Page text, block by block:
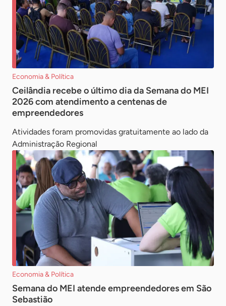
Economia & Política
Ceilândia recebe o último dia da Semana do MEI
2026 com atendimento a centenas de
empreendedores
Atividades foram promovidas gratuitamente ao lado da
Administração Regional
Economia & Política
Semana do MEI atende empreendedores em São
Sebastião